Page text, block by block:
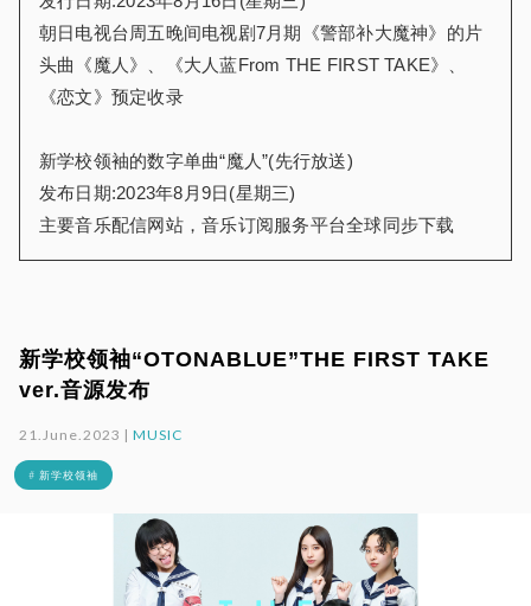
朝日电视台周五晚间电视剧7月期《警部补大魔神》的片
头曲《魔人》、《大人蓝From THE FIRST TAKE》、
《恋文》预定收录
新学校领袖的数字单曲“魔人”(先行放送)
发布日期:2023年8月9日(星期三)
主要音乐配信网站，音乐订阅服务平台全球同步下载
新学校领袖“OTONABLUE”THE FIRST TAKE
ver.音源发布
21.June.2023 |MUSIC
# 新学校领袖